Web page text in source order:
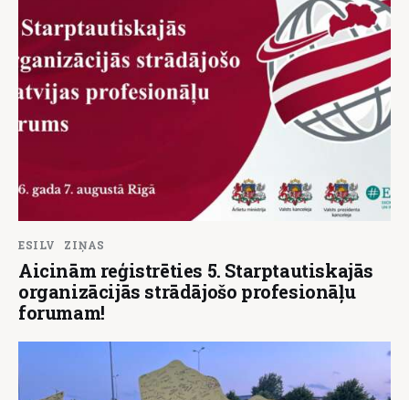
ESILV ZIŅAS
Aicinām reģistrēties 5. Starptautiskajās
organizācijās strādājošo profesionāļu
forumam!